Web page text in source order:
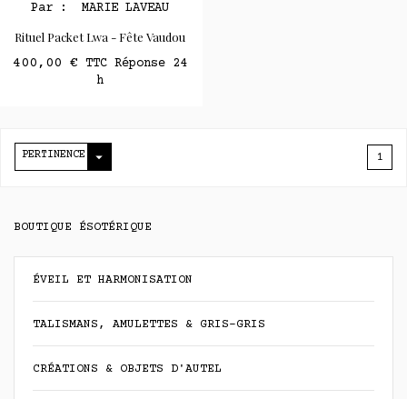
BOUTIQUE ÉSOTÉRIQUE
ÉVEIL ET HARMONISATION
TALISMANS, AMULETTES & GRIS-GRIS
CRÉATIONS & OBJETS D'AUTEL
Par : MARIE LAVEAU
Rituel Packet Lwa - Fête Vaudou
400,00 € TTC Réponse 24
h
PERTINENCE  1